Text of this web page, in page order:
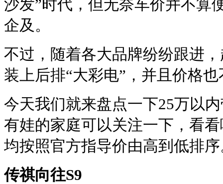
沙发”时代，但无奈车价并不算
企及。
不过，随着各大品牌纷纷跟进
装上后排“大彩电”，并且价格
今天我们就来盘点一下25万以
有娃的家庭可以关注一下，看
均按照官方指导价由高到低排
传祺向往S9